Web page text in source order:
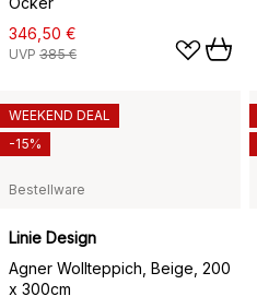
346,50 €
UVP 385 €
Bestellware
Linie Design
Agner Wollteppich, Beige, 200
x 300cm
WEEKEND DEAL
-15%